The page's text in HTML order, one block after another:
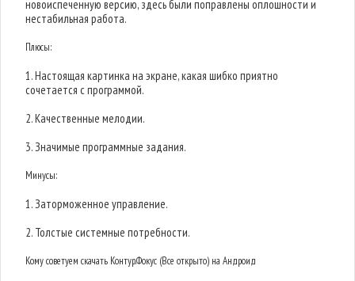
новоиспеченную версию, здесь были поправлены оплошности и
нестабильная работа.
Плюсы:
1. Настоящая картинка на экране, какая шибко приятно
сочетается с программой.
2. Качественные мелодии.
3. Значимые программные задания.
Минусы:
1. Заторможенное управление.
2. Толстые системные потребности.
Кому советуем скачать Контур.Фокус (Все открыто) на Андроид